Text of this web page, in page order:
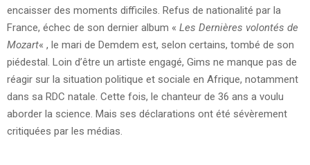
encaisser des moments difficiles. Refus de nationalité par la
France, échec de son dernier album « Les Dernières volontés de
Mozart« , le mari de Demdem est, selon certains, tombé de son
piédestal. Loin d’être un artiste engagé, Gims ne manque pas de
réagir sur la situation politique et sociale en Afrique, notamment
dans sa RDC natale. Cette fois, le chanteur de 36 ans a voulu
aborder la science. Mais ses déclarations ont été sévèrement
critiquées par les médias.